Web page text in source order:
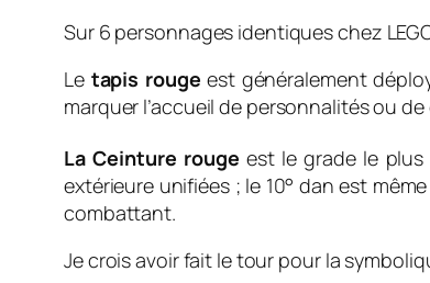
Sur 6 personnages identiques chez
Le tapis rouge est généralement
marquer l’accueil de personnalités ou
La Ceinture rouge est le grade le
extérieure unifiées; le 10° dan est
combattant.
Je crois avoir fait le tour pour la